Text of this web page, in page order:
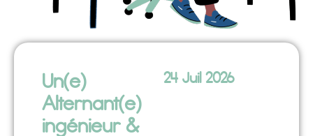
Un(e)
Alternant(e)
ingénieur &
24 Juil 2026